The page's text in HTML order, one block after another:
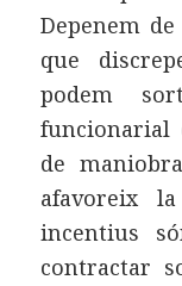
Depenem
que
podem
funcionarial
de
afavoreix
incentius
contractar